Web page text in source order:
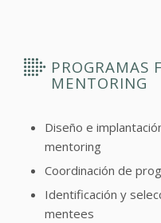
PROGRAMAS
MENTORING
Diseño e
mentoring
Coordinación de
Identificación y
mentees